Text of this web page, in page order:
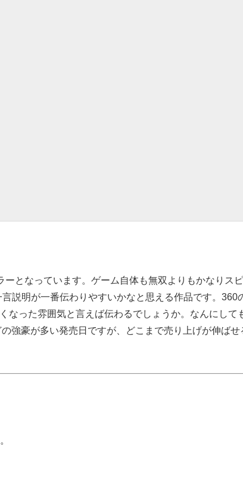
となっています。ゲーム自体も無双よりもかなりス
説明が一番伝わりやすいかなと思える作品です。360
なった雰囲気と言えば伝わるでしょうか。なんにして
強豪が多い発売日ですが、どこまで売り上げが伸ばせ